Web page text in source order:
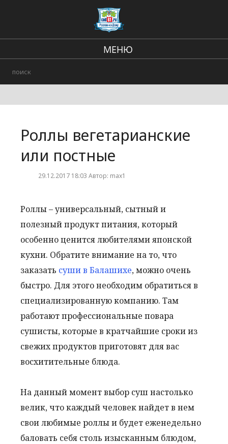
МЕНЮ
Городские события
Роллы вегетарианские
или постные
29.12.2017 18:03 Автор: max1
Роллы – универсальный, сытный и
полезный продукт питания, который
особенно ценится любителями японской
кухни. Обратите внимание на то, что
заказать суши в Балашихе, можно очень
быстро. Для этого необходим обратиться в
специализированную компанию. Там
работают профессиональные повара
сушисты, которые в кратчайшие сроки из
свежих продуктов приготовят для вас
восхитительные блюда.
На данный момент выбор суш настолько
велик, что каждый человек найдет в нем
свои любимые роллы и будет еженедельно
баловать себя столь изысканным блюдом,